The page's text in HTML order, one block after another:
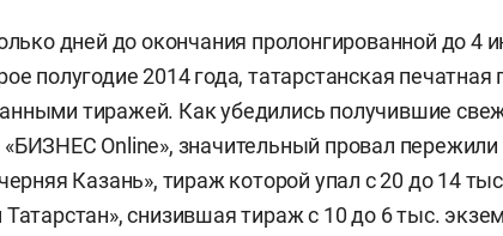
дней до окончания пролонгированной до 4
полугодие 2014 года, татарстанская
тиражей. Как убедились получившие
Online», значительный провал
Казань», тираж которой упал с 20 до 14
снизившая тираж с 10 до 6 тыс.